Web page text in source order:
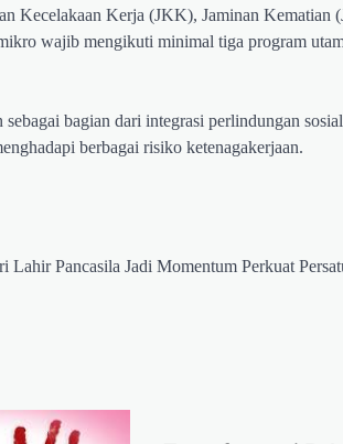
Kecelakaan Kerja (JKK), Jaminan Kematian
wajib mengikuti minimal tiga program
bagian dari integrasi perlindungan
berbagai risiko ketenagakerjaan.
Lahir Pancasila Jadi Momentum Perkuat